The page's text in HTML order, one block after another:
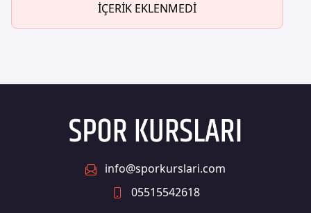
İÇERİK EKLENMEDİ
info@sporkurslari.com
05515542618